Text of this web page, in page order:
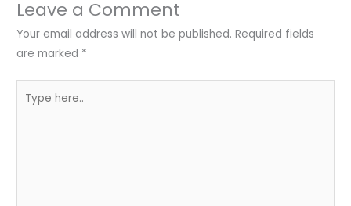
Leave a Comment
Your email address will not be published. Required fields
are marked *
here..